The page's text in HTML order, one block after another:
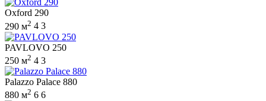
Oxford 290
290 м2 4 3
PAVLOVO 250
250 м2 4 3
Palazzo Palace 880
880 м2 6 6